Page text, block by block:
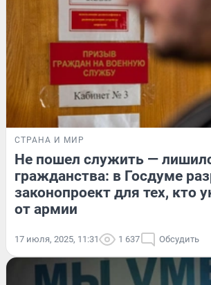
СТРАНА И МИР
Не пошел служить —
гражданства: в Госдуме
законопроект для тех, кто
от армии
17 июля, 2025, 11:31 1 637 Обсудить